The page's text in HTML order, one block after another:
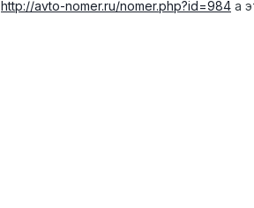
http://avto-nomer.ru/nomer.php?id=984 а